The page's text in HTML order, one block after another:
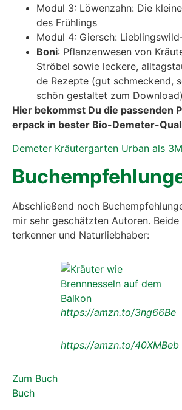
Modul 3: Löwen­zahn: Die
des Früh­lings
Modul 4: Giersch:
Boni: Pflan­zen­we­sen von
Strö­bel sowie lecke­re,
de Rezep­te (gut schme­ckend,
schön gestal­tet zum Down­load)
Hier bekommst Du die pas­sen­den
er­pack in bes­ter Bio-Deme­ter-
Deme­ter Kräu­ter­gar­ten Urban als
Abschlie­ßend noch
mir sehr geschätz­ten Autoren.
ter­ken­ner und Natur­lieb­ha­ber:
https://amzn.to/3ng66Be
https://amzn.to/40XMBeb
Zum Buch
Buch